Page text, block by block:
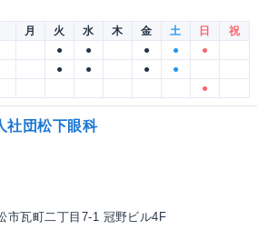
月 火 水 木 金 土 日
祝
● ● ● ●
●
● ● ●
●
●
社団松下眼科
市瓦町二丁目7-1 冠野ビル4F